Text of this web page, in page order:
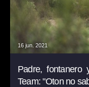
16 jun. 2021
Padre,
Team: "Oton no